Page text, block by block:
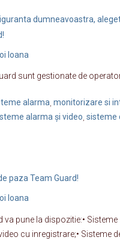
dumneavoastra,
Ioana
sunt gestionate de
alarma monitorizare si
alarma și video sisteme
paza Team Guard!
Ioana
pune la dispozitie:•
cu inregistrare;• Sisteme